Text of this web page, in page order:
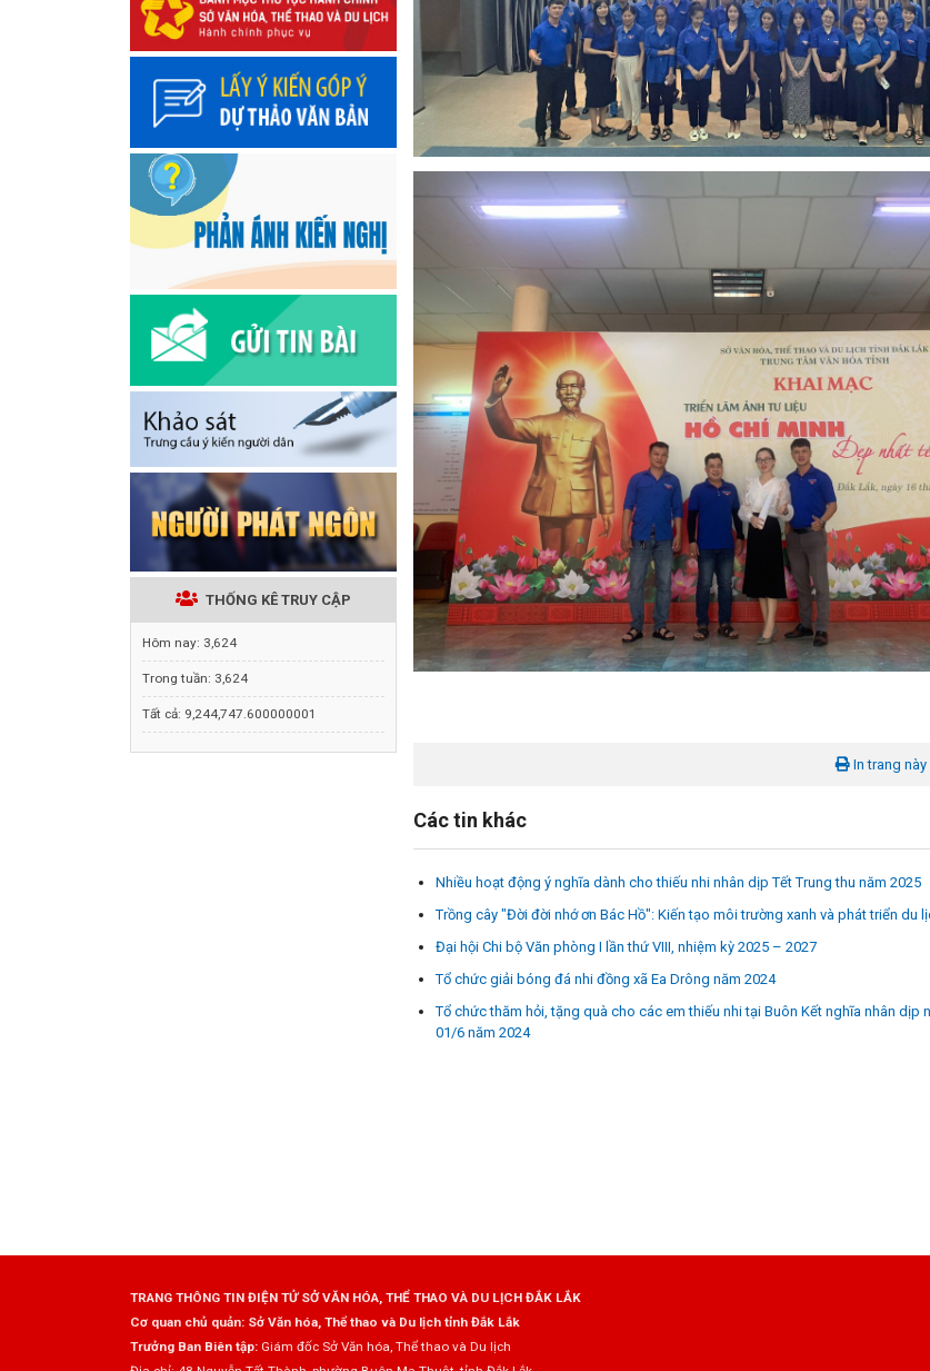
THỐNG KÊ TRUY CẬP
Hôm nay: 3,624
Trong tuần: 3,624
Tất cả: 9,244,747.600000001
In trang này
Các tin khác
Nhiều hoạt động ý nghĩa dành cho thiếu nhi nhân dịp Tết Trung thu năm 2025
Trồng cây "Đời đời nhớ ơn Bác Hồ": Kiến tạo môi trường xanh và phát triển du
Đại hội Chi bộ Văn phòng I lần thứ VIII, nhiệm kỳ 2025 – 2027
Tổ chức giải bóng đá nhi đồng xã Ea Drông năm 2024
Tổ chức thăm hỏi, tặng quà cho các em thiếu nhi tại Buôn Kết nghĩa nhân dịp
01/6 năm 2024
TRANG THÔNG TIN ĐIỆN TỬ SỞ VĂN HÓA, THỂ THAO VÀ DU LỊCH ĐẮK LẮK
Cơ quan chủ quản: Sở Văn hóa, Thể thao và Du lịch tỉnh Đắk Lắk
Trưởng Ban Biên tập: Giám đốc Sở Văn hóa, Thể thao và Du lịch